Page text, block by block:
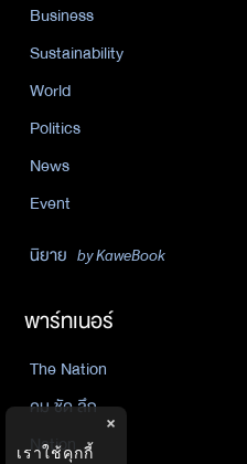
Business
Sustainability
World
Politics
News
Event
นิยาย by KaweBook
พาร์ทเนอร์
The Nation
คม ชัด ลึก
Nation
×
เราใช้คุกกี้